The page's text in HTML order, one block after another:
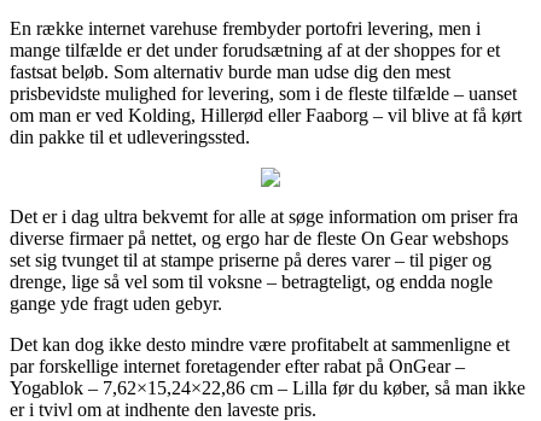
En række internet varehuse frembyder portofri levering, men i
mange tilfælde er det under forudsætning af at der shoppes for et
fastsat beløb. Som alternativ burde man udse dig den mest
prisbevidste mulighed for levering, som i de fleste tilfælde – uanset
om man er ved Kolding, Hillerød eller Faaborg – vil blive at få kørt
din pakke til et udleveringssted.
Det er i dag ultra bekvemt for alle at søge information om priser fra
diverse firmaer på nettet, og ergo har de fleste On Gear webshops
set sig tvunget til at stampe priserne på deres varer – til piger og
drenge, lige så vel som til voksne – betragteligt, og endda nogle
gange yde fragt uden gebyr.
Det kan dog ikke desto mindre være profitabelt at sammenligne et
par forskellige internet foretagender efter rabat på OnGear –
Yogablok – 7,62×15,24×22,86 cm – Lilla før du køber, så man ikke
er i tvivl om at indhente den laveste pris.